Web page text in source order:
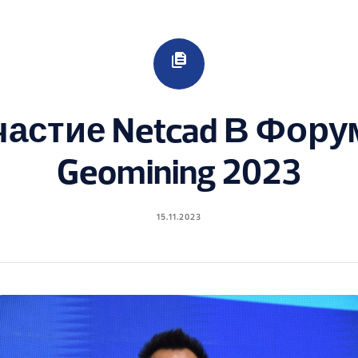
Netcad В
Geomining 2023
15.11.2023